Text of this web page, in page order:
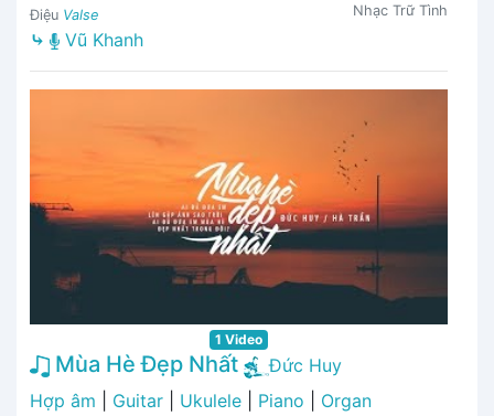
Điệu Valse Nhạc Trữ Tình
⤷ Vũ Khanh
1 Video
Mùa Hè Đẹp Nhất
Đức Huy
Hợp âm
Guitar Ukulele Piano
Organ